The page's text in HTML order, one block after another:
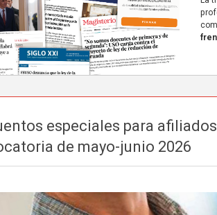
especiales para
de mayo-junio 2026